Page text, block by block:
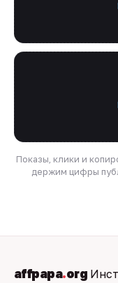
Показы, клики и
держим цифры
affpapa.org